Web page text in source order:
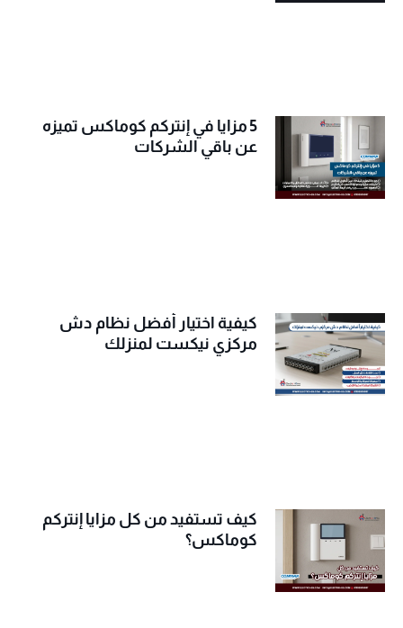
5 مزايا في إنتركم كوماكس تميزه
عن باقي الشركات
كيفية اختيار أفضل نظام دش
مركزي نيكست لمنزلك
كيف تستفيد من كل مزايا إنتركم
كوماكس؟